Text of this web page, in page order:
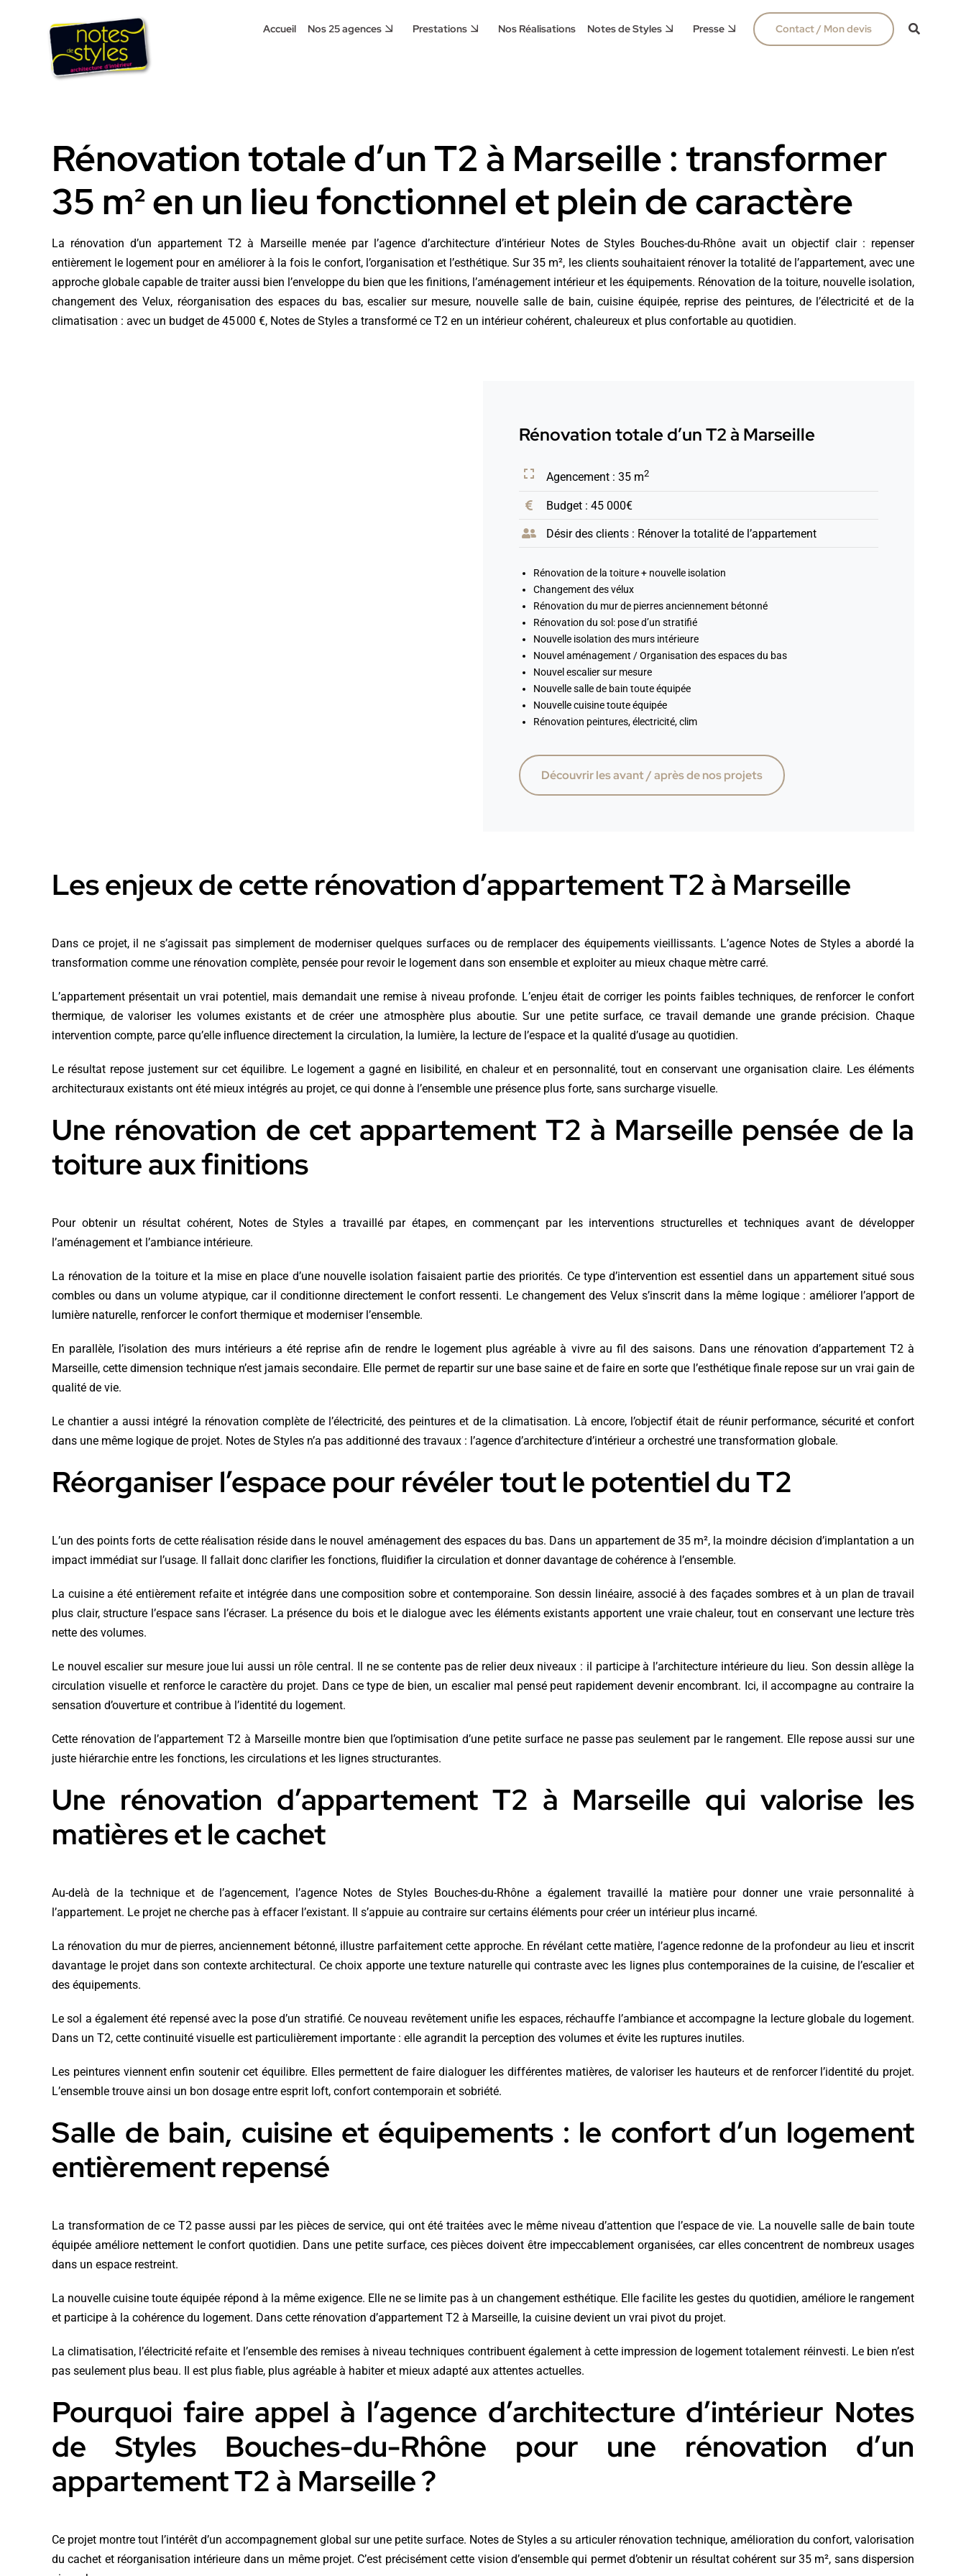
Accueil Nos 25 agences Prestations Nos Réalisations Notes de Styles Presse Contact / Mon devis
Rénovation totale d’un T2 à Marseille : transformer
35 m² en un lieu fonctionnel et plein de caractère
La rénovation d’un appartement T2 à Marseille menée par l’agence d’architecture d’intérieur Notes de Styles Bouches-du-Rhône avait un objectif clair : repenser
entièrement le logement pour en améliorer à la fois le confort, l’organisation et l’esthétique. Sur 35 m², les clients souhaitaient rénover la totalité de l’appartement, avec une
approche globale capable de traiter aussi bien l’enveloppe du bien que les finitions, l’aménagement intérieur et les équipements. Rénovation de la toiture, nouvelle isolation,
changement des Velux, réorganisation des espaces du bas, escalier sur mesure, nouvelle salle de bain, cuisine équipée, reprise des peintures, de l’électricité et de la
climatisation : avec un budget de 45 000 €, Notes de Styles a transformé ce T2 en un intérieur cohérent, chaleureux et plus confortable au quotidien.
Rénovation totale d’un T2 à Marseille
Agencement : 35 m2
Budget : 45 000€
Désir des clients : Rénover la totalité de l’appartement
Rénovation de la toiture + nouvelle isolation
Changement des vélux
Rénovation du mur de pierres anciennement bétonné
Rénovation du sol: pose d’un stratifié
Nouvelle isolation des murs intérieure
Nouvel aménagement / Organisation des espaces du bas
Nouvel escalier sur mesure
Nouvelle salle de bain toute équipée
Nouvelle cuisine toute équipée
Rénovation peintures, électricité, clim
Découvrir les avant / après de nos projets
Les enjeux de cette rénovation d’appartement T2 à Marseille
Dans ce projet, il ne s’agissait pas simplement de moderniser quelques surfaces ou de remplacer des équipements vieillissants. L’agence Notes de Styles a abordé la
transformation comme une rénovation complète, pensée pour revoir le logement dans son ensemble et exploiter au mieux chaque mètre carré.
L’appartement présentait un vrai potentiel, mais demandait une remise à niveau profonde. L’enjeu était de corriger les points faibles techniques, de renforcer le confort
thermique, de valoriser les volumes existants et de créer une atmosphère plus aboutie. Sur une petite surface, ce travail demande une grande précision. Chaque
intervention compte, parce qu’elle influence directement la circulation, la lumière, la lecture de l’espace et la qualité d’usage au quotidien.
Le résultat repose justement sur cet équilibre. Le logement a gagné en lisibilité, en chaleur et en personnalité, tout en conservant une organisation claire. Les éléments
architecturaux existants ont été mieux intégrés au projet, ce qui donne à l’ensemble une présence plus forte, sans surcharge visuelle.
Une rénovation de cet appartement T2 à Marseille pensée de la
toiture aux finitions
Pour obtenir un résultat cohérent, Notes de Styles a travaillé par étapes, en commençant par les interventions structurelles et techniques avant de développer
l’aménagement et l’ambiance intérieure.
La rénovation de la toiture et la mise en place d’une nouvelle isolation faisaient partie des priorités. Ce type d’intervention est essentiel dans un appartement situé sous
combles ou dans un volume atypique, car il conditionne directement le confort ressenti. Le changement des Velux s’inscrit dans la même logique : améliorer l’apport de
lumière naturelle, renforcer le confort thermique et moderniser l’ensemble.
En parallèle, l’isolation des murs intérieurs a été reprise afin de rendre le logement plus agréable à vivre au fil des saisons. Dans une rénovation d’appartement T2 à
Marseille, cette dimension technique n’est jamais secondaire. Elle permet de repartir sur une base saine et de faire en sorte que l’esthétique finale repose sur un vrai gain de
qualité de vie.
Le chantier a aussi intégré la rénovation complète de l’électricité, des peintures et de la climatisation. Là encore, l’objectif était de réunir performance, sécurité et confort
dans une même logique de projet. Notes de Styles n’a pas additionné des travaux : l’agence d’architecture d’intérieur a orchestré une transformation globale.
Réorganiser l’espace pour révéler tout le potentiel du T2
L’un des points forts de cette réalisation réside dans le nouvel aménagement des espaces du bas. Dans un appartement de 35 m², la moindre décision d’implantation a un
impact immédiat sur l’usage. Il fallait donc clarifier les fonctions, fluidifier la circulation et donner davantage de cohérence à l’ensemble.
La cuisine a été entièrement refaite et intégrée dans une composition sobre et contemporaine. Son dessin linéaire, associé à des façades sombres et à un plan de travail
plus clair, structure l’espace sans l’écraser. La présence du bois et le dialogue avec les éléments existants apportent une vraie chaleur, tout en conservant une lecture très
nette des volumes.
Le nouvel escalier sur mesure joue lui aussi un rôle central. Il ne se contente pas de relier deux niveaux : il participe à l’architecture intérieure du lieu. Son dessin allège la
circulation visuelle et renforce le caractère du projet. Dans ce type de bien, un escalier mal pensé peut rapidement devenir encombrant. Ici, il accompagne au contraire la
sensation d’ouverture et contribue à l’identité du logement.
Cette rénovation de l’appartement T2 à Marseille montre bien que l’optimisation d’une petite surface ne passe pas seulement par le rangement. Elle repose aussi sur une
juste hiérarchie entre les fonctions, les circulations et les lignes structurantes.
Une rénovation d’appartement T2 à Marseille qui valorise les
matières et le cachet
Au-delà de la technique et de l’agencement, l’agence Notes de Styles Bouches-du-Rhône a également travaillé la matière pour donner une vraie personnalité à
l’appartement. Le projet ne cherche pas à effacer l’existant. Il s’appuie au contraire sur certains éléments pour créer un intérieur plus incarné.
La rénovation du mur de pierres, anciennement bétonné, illustre parfaitement cette approche. En révélant cette matière, l’agence redonne de la profondeur au lieu et inscrit
davantage le projet dans son contexte architectural. Ce choix apporte une texture naturelle qui contraste avec les lignes plus contemporaines de la cuisine, de l’escalier et
des équipements.
Le sol a également été repensé avec la pose d’un stratifié. Ce nouveau revêtement unifie les espaces, réchauffe l’ambiance et accompagne la lecture globale du logement.
Dans un T2, cette continuité visuelle est particulièrement importante : elle agrandit la perception des volumes et évite les ruptures inutiles.
Les peintures viennent enfin soutenir cet équilibre. Elles permettent de faire dialoguer les différentes matières, de valoriser les hauteurs et de renforcer l’identité du projet.
L’ensemble trouve ainsi un bon dosage entre esprit loft, confort contemporain et sobriété.
Salle de bain, cuisine et équipements : le confort d’un logement
entièrement repensé
La transformation de ce T2 passe aussi par les pièces de service, qui ont été traitées avec le même niveau d’attention que l’espace de vie. La nouvelle salle de bain toute
équipée améliore nettement le confort quotidien. Dans une petite surface, ces pièces doivent être impeccablement organisées, car elles concentrent de nombreux usages
dans un espace restreint.
La nouvelle cuisine toute équipée répond à la même exigence. Elle ne se limite pas à un changement esthétique. Elle facilite les gestes du quotidien, améliore le rangement
et participe à la cohérence du logement. Dans cette rénovation d’appartement T2 à Marseille, la cuisine devient un vrai pivot du projet.
La climatisation, l’électricité refaite et l’ensemble des remises à niveau techniques contribuent également à cette impression de logement totalement réinvesti. Le bien n’est
pas seulement plus beau. Il est plus fiable, plus agréable à habiter et mieux adapté aux attentes actuelles.
Pourquoi faire appel à l’agence d’architecture d’intérieur Notes
de Styles Bouches-du-Rhône pour une rénovation d’un
appartement T2 à Marseille ?
Ce projet montre tout l’intérêt d’un accompagnement global sur une petite surface. Notes de Styles a su articuler rénovation technique, amélioration du confort, valorisation
du cachet et réorganisation intérieure dans un même projet. C’est précisément cette vision d’ensemble qui permet d’obtenir un résultat cohérent sur 35 m², sans dispersion